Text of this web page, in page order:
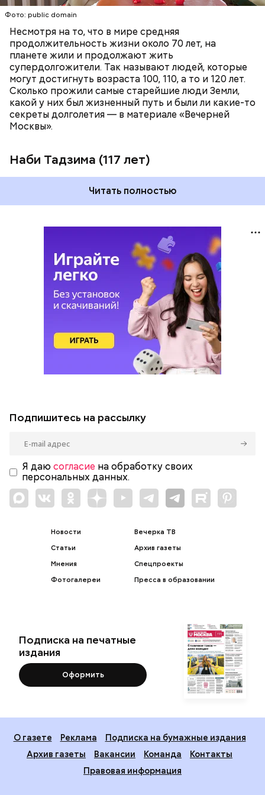
Фото: public domain
Несмотря на то, что в мире средняя
продолжительность жизни около 70 лет, на
планете жили и продолжают жить
супердолгожители. Так называют людей, которые
могут достигнуть возраста 100, 110, а то и 120 лет.
Сколько прожили самые старейшие люди Земли,
какой у них был жизненный путь и были ли какие-то
секреты долголетия — в материале «Вечерней
Москвы».
Наби Тадзима (117 лет)
Фото: public domain
Читать полностью
Подпишитесь на рассылку
Я даю согласие на обработку своих
персональных данных.
Новости
Статьи
Мнения
Фотогалереи
Вечерка ТВ
Архив газеты
Спецпроекты
Пресса в образовании
Подписка на печатные
издания
Оформить
О газете Реклама
Подписка на бумажные издания
Архив газеты
Вакансии Команда
Контакты
Правовая информация